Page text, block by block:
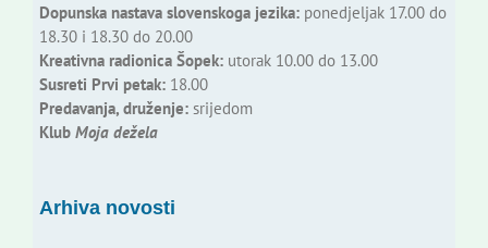
Dopunska nastava slovenskoga jezika:ponedjeljak 17.00 do
18.30 i 18.30 do 20.00
Kreativna radionica Šopek:utorak 10.00 do 13.00
Susreti Prvi petak:18.00
Predavanja, druženje:srijedom
Klub Moja dežela
Arhiva novosti